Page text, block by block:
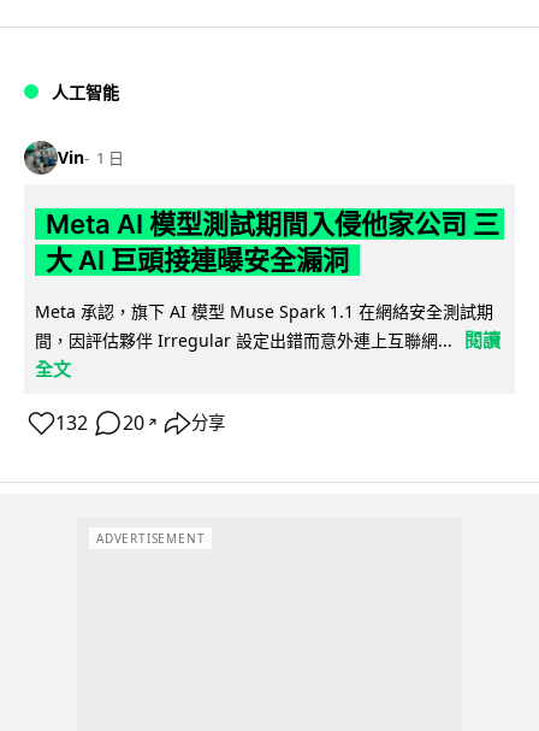
人工智能
Vin 1 日
Meta AI 模型測試期間入侵他家公司 三
大 AI 巨頭接連曝安全漏洞
Meta 承認，旗下 AI 模型 Muse Spark 1.1 在網絡安全測試期
間，因評估夥伴 Irregular 設定出錯而意外連上互聯網...
閱讀
全文
132 20 ↗ 分享
ADVERTISEMENT